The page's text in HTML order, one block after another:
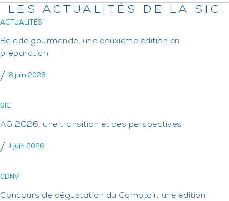
LES ACTUALITÉS DE LA SIC
ACTUALITÉS
Balade gourmande, une deuxième édition en
préparation
8 juin 2026
SIC
AG 2026, une transition et des perspectives
1 juin 2026
CDNV
Concours de dégustation du Comptoir, une édition